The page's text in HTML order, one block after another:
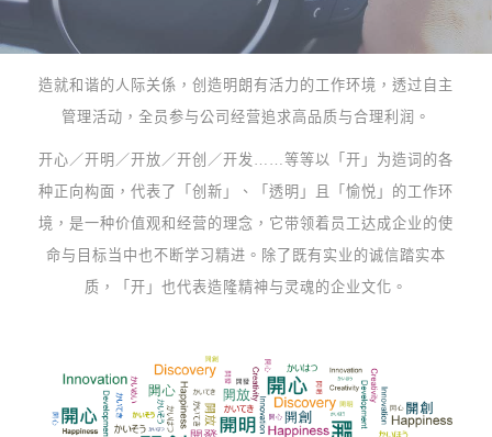
造就和谐的人际关係，创造明朗有活力的工作环境，透过自主
管理活动，全员参与公司经营追求高品质与合理利润。
开心／开明／开放／开创／开发……等等以「开」为造词的各
种正向构面，代表了「创新」、「透明」且「愉悦」的工作环
境，是一种价值观和经营的理念，它带领着员工达成企业的使
命与目标当中也不断学习精进。除了既有实业的诚信踏实本
质，「开」也代表造隆精神与灵魂的企业文化。